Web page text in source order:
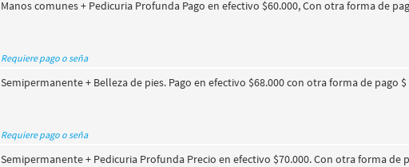
Manos comunes + Pedicuria Profunda Pago en efectivo $60.000, Con otra forma de
Requiere pago o seña
Semipermanente + Belleza de pies. Pago en efectivo $68.000 con otra forma de pago $
Requiere pago o seña
Semipermanente + Pedicuria Profunda Precio en efectivo $70.000. Con otra forma de